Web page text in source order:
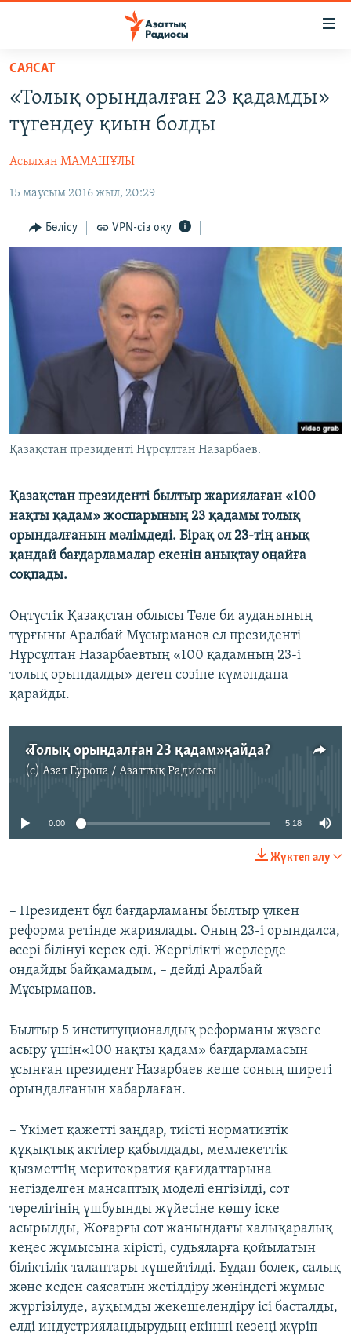
Skip
main
content
Skip
to
Navigation
AZATTYQTV
ҚАҢТАР ОҚИҒАСЫ
АДАМ ҚҰҚЫҚТАРЫ
ӘЛЕУМЕТ
АРНАЙЫ ЖОБАЛАР
Русский
ЖАЗЫЛЫҢЫЗ
Басқа тілдерде
САЯСАТ
«Толық орындалған 23 қадамды»
түгендеу қиын болды
Асылхан МАМАШҰЛЫ
15 маусым 2016 жыл, 20:29
Бөлісу VPN-сіз оқу
Қазақстан президенті Нұрсұлтан Назарбаев.
Қазақстан президенті былтыр жариялаған «100
нақты қадам» жоспарының 23 қадамы толық
орындалғанын мәлімдеді. Бірақ ол 23-тің анық
қандай бағдарламалар екенін анықтау оңайға
соқпады.
Оңтүстік Қазақстан облысы Төле би ауданының
тұрғыны Аралбай Мұсырманов ел президенті
Нұрсұлтан Назарбаевтың «100 қадамның 23-і
толық орындалды» деген сөзіне күмәндана
қарайды.
«Толық орындалған 23 қадам» қайда?
(c) Азат Еуропа / Азаттық Радиосы
No media source currently available
0:00 5:18
Жүктеп алу
– Президент бұл бағдарламаны былтыр үлкен
реформа ретінде жариялады. Оның 23-і орындалса,
әсері білінуі керек еді. Жергілікті жерлерде
ондайды байқамадым, – дейді Аралбай
Мұсырманов.
Былтыр 5 институционалдық реформаны жүзеге
асыру үшін«100 нақты қадам» бағдарламасын
ұсынған президент Назарбаев кеше соның ширегі
орындалғанын хабарлаған.
– Үкімет қажетті заңдар, тиісті нормативтік
құқықтық актілер қабылдады, мемлекеттік
қызметтің меритократия қағидаттарына
негізделген мансаптық моделі енгізілді, сот
төрелігінің үшбуынды жүйесіне көшу іске
асырылды, Жоғарғы сот жанындағы халықаралық
кеңес жұмысына кірісті, судьяларға қойылатын
біліктілік талаптары күшейтілді. Бұдан бөлек, салық
және кеден саясатын жетілдіру жөніндегі жұмыс
жүргізілуде, ауқымды жекешелендіру ісі басталды,
елді индустрияландырудың екінші кезеңі жүріп